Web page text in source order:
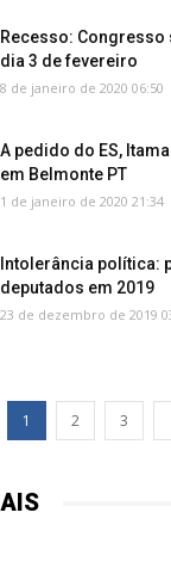
Recesso:
dia 3 de fevereiro
8 de janeiro de 2020 06:50
A pedido do ES,
em Belmonte PT
1 de janeiro de 2020 21:34
Intolerância política:
deputados em 2019
23 de dezembro de 2019
1 2 3